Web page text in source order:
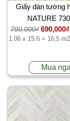
Giấy dán tường
NATURE
790,000₫ 690,000₫
1,06 x 15,6 = 16,5
Mua